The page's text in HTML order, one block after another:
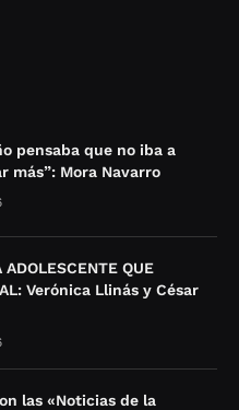
pensaba que no iba a
más”: Mora Navarro
ADOLESCENTE QUE
Verónica Llinás y César
las «Noticias de la